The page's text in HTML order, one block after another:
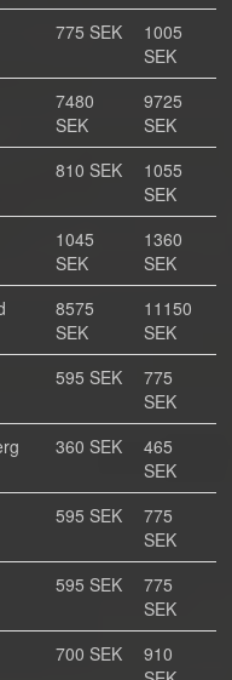
775 SEK
1005
SEK
7480
SEK
9725
SEK
810 SEK
1055
SEK
1045
SEK
1360
SEK
8575
SEK
11150
SEK
595 SEK
775
SEK
360 SEK
465
SEK
595 SEK
775
SEK
595 SEK
775
SEK
700 SEK
910